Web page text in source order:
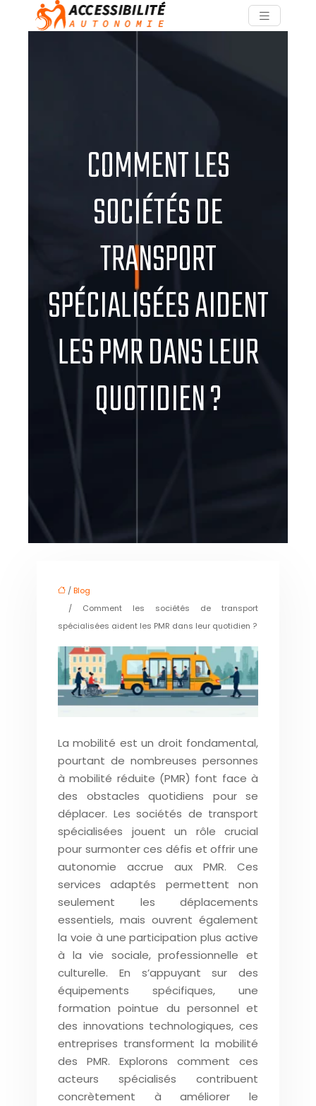
COMMENT LES
SOCIÉTÉS DE
TRANSPORT
SPÉCIALISÉES AIDENT
LES PMR DANS LEUR
QUOTIDIEN ?
/Blog
/ Comment les sociétés de transport
spécialisées aident les PMR dans leur quotidien ?
La mobilité est un droit fondamental,
pourtant de nombreuses personnes
à mobilité réduite (PMR) font face à
des obstacles quotidiens pour se
déplacer. Les sociétés de transport
spécialisées jouent un rôle crucial
pour surmonter ces défis et offrir une
autonomie accrue aux PMR. Ces
services adaptés permettent non
seulement les déplacements
essentiels, mais ouvrent également
la voie à une participation plus active
à la vie sociale, professionnelle et
culturelle. En s’appuyant sur des
équipements spécifiques, une
formation pointue du personnel et
des innovations technologiques, ces
entreprises transforment la mobilité
des PMR. Explorons comment ces
acteurs spécialisés contribuent
concrètement à améliorer le